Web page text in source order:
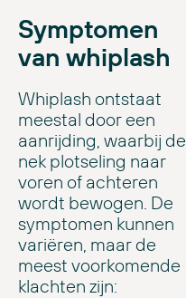
Symptomen
van whiplash
Whiplash ontstaat
meestal door een
aanrijding, waarbij de
nek plotseling naar
voren of achteren
wordt bewogen. De
symptomen kunnen
variëren, maar de
meest voorkomende
klachten zijn: